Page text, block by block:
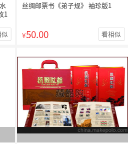
1
丝绸邮票书《弟子规》 袖珍版1
¥50.00 看相似